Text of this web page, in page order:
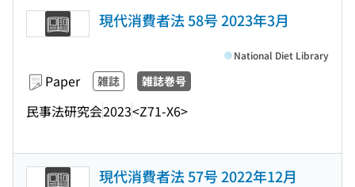
現代消費者法 58号 2023年3月
Paper 雑誌 雑誌巻号
民事法研究会2023<Z71-X6>
National Diet Library
現代消費者法 57号 2022年12月